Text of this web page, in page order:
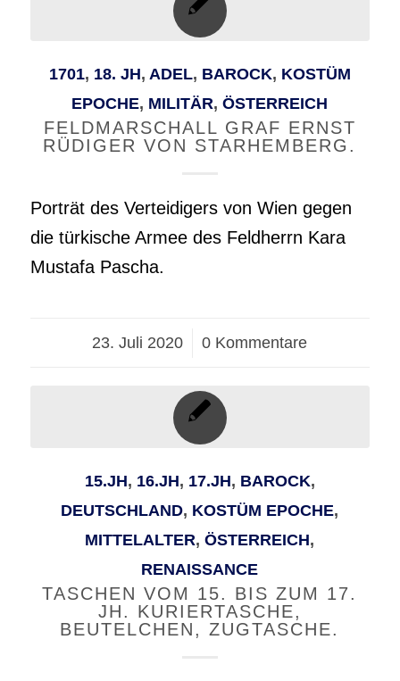
1701, 18. JH, ADEL, BAROCK, KOSTÜM
EPOCHE, MILITÄR,ÖSTERREICH
FELDMARSCHALL GRAF ERNST
RÜDIGER VON STARHEMBERG.
Porträt des Verteidigers von Wien gegen
die türkische Armee des Feldherrn Kara
Mustafa Pascha.
23. Juli 2020
/ 0 Kommentare
15.JH, 16.JH, 17.JH, BAROCK,
DEUTSCHLAND, KOSTÜM EPOCHE,
MITTELALTER,ÖSTERREICH,
RENAISSANCE
TASCHEN VOM 15. BIS ZUM 17.
JH. KURIERTASCHE,
BEUTELCHEN, ZUGTASCHE.